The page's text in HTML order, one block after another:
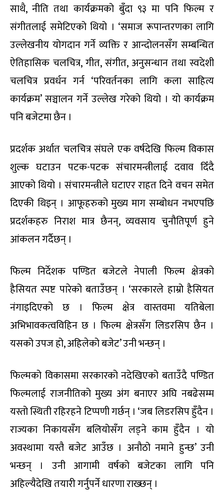
साथै, नीति तथा कार्यक्रमको बुँदा ९३ मा पनि फिल्म र
संगीतलाई समेटिएको थियो । ‘समाज रूपान्तरणका लागि
उल्लेखनीय योगदान गर्ने व्यक्ति र आन्दोलनसँग सम्बन्धित
ऐतिहासिक चलचित्र, गीत, संगीत, अनुसन्धान तथा स्वदेशी
चलचित्र प्रवर्धन गर्न ‘परिवर्तनका लागि कला साहित्य
कार्यक्रम’ सञ्चालन गर्ने उल्लेख गरेको थियो । यो कार्यक्रम
पनि बजेटमा छैन ।
प्रदर्शक अर्थात चलचित्र संघले एक वर्षदेखि फिल्म विकास
शुल्क घटाउन पटक-पटक संचारमन्त्रीलाई दवाव दिँदै
आएको थियो । संचारमन्त्रीले घटाएर राहत दिने वचन समेत
दिएकी थिइन् । आफूहरुको मुख्य माग सम्बोधन नभएपछि
प्रदर्शकहरु निराश मात्र छैनन्, व्यवसाय चुनौतिपूर्ण हुने
आंकलन गर्दैछन् ।
फिल्म निर्देशक पण्डित बजेटले नेपाली फिल्म क्षेत्रको
हैसियत स्पष्ट पारेको बताउँछन् । ‘सरकारले हाम्रो हैसियत
नंगाइदिएको छ । फिल्म क्षेत्र वास्तवमा यतिबेला
अभिभावकत्वविहिन छ । फिल्म क्षेत्रसँग लिडरसिप छैन ।
यसको उपज हो, अहिलेको बजेट’ उनी भन्छन् ।
फिल्मको विकासमा सरकारको नदेखिएको बताउँदै पण्डित
फिल्मलाई राजनीतिको मुख्य अंग बनाएर अघि नबढेसम्म
यस्तो स्थिती रहिरहने टिप्पणी गर्छन् । ‘जब लिडरसिप हुँदैन ।
राज्यका निकायसँग बलियोसँग लड्ने काम हुँदैन । यो
अवस्थामा यस्तै बजेट आउँछ । अनौठो नमाने हुन्छ’ उनी
भन्छन् । उनी आगामी वर्षको बजेटका लागि पनि
अहिल्यैदेखि तयारी गर्नुपर्ने धारणा राख्छन् ।